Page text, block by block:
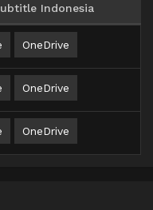
Indonesia
OneDrive
OneDrive
OneDrive